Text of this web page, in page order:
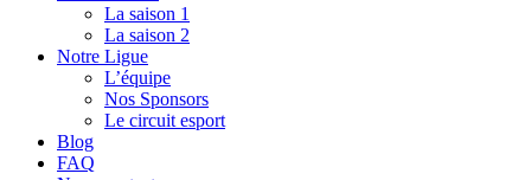
La saison 1
La saison 2
Notre Ligue
L’équipe
Nos Sponsors
Le circuit esport
Blog
FAQ